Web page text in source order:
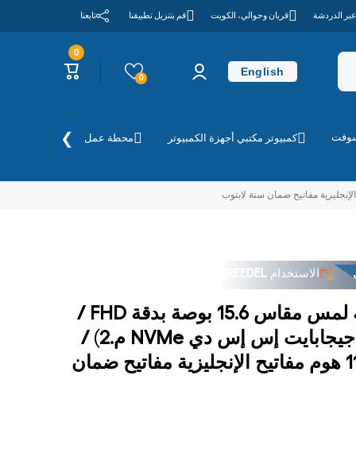
عبر الدردشة قريان وحوالي، الكويت قم بتنزيل تطبيقنا تابعنا
English
تسجيل
الدخول
0
عربة
التسوق
0 0
عناصر
كمبيوتر مكتبي أجهزة الكمبيوتر محطة عمل ❯
الاستخدام FREEDEL
الاستخدامFREEDEL
ديل DC15250 - شاشة لمس مقاس 15.6 بوصة بدقة FHD /
آي 5 16 جيجابايت 512 جيجابايت إس إس دي NVMe م.2) /
نظام التشغيل ويندوز 11 هوم مفاتيح الإنجليزية مفاتيح ضمان